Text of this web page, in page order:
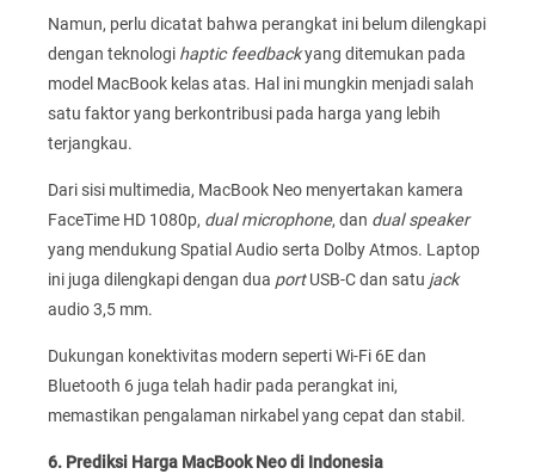
Namun, perlu dicatat bahwa perangkat ini belum dilengkapi
dengan teknologi haptic feedbackyang ditemukan pada
model MacBook kelas atas. Hal ini mungkin menjadi salah
satu faktor yang berkontribusi pada harga yang lebih
terjangkau.
Dari sisi multimedia, MacBook Neo menyertakan kamera
FaceTime HD 1080p, dual microphone, dan dual speaker
yang mendukung Spatial Audio serta Dolby Atmos. Laptop
ini juga dilengkapi dengan dua portUSB-C dan satu jack
audio 3,5 mm.
Dukungan konektivitas modern seperti Wi-Fi 6E dan
Bluetooth 6 juga telah hadir pada perangkat ini,
memastikan pengalaman nirkabel yang cepat dan stabil.
6. Prediksi Harga MacBook Neo di Indonesia